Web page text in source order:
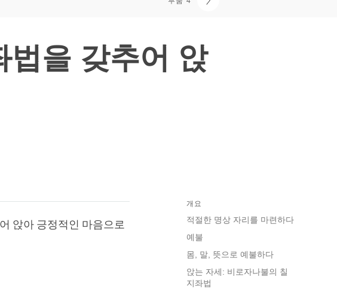
법을 갖추어 앉
개요
적절한 명상 자리를 마련하다
예불
몸, 말, 뜻으로 예불하다
앉는 자세: 비로자나불의 칠
지좌법
앉아 긍정적인 마음으로